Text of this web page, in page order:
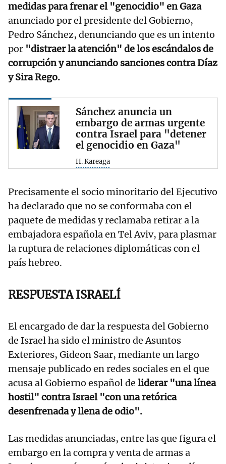
medidas para frenar el "genocidio" en Gaza
anunciado por el presidente del Gobierno,
Pedro Sánchez, denunciando que es un intento
por "distraer la atención" de los escándalos de
corrupción y anunciando sanciones contra Díaz
y Sira Rego.
Sánchez anuncia un
embargo de armas urgente
contra Israel para "detener
el genocidio en Gaza"
H. Kareaga
Precisamente el socio minoritario del Ejecutivo
ha declarado que no se conformaba con el
paquete de medidas y reclamaba retirar a la
embajadora española en Tel Aviv, para plasmar
la ruptura de relaciones diplomáticas con el
país hebreo.
RESPUESTA ISRAELÍ
El encargado de dar la respuesta del Gobierno
de Israel ha sido el ministro de Asuntos
Exteriores, Gideon Saar, mediante un largo
mensaje publicado en redes sociales en el que
acusa al Gobierno español de liderar "una línea
hostil" contra Israel "con una retórica
desenfrenada y llena de odio".
Las medidas anunciadas, entre las que figura el
embargo en la compra y venta de armas a